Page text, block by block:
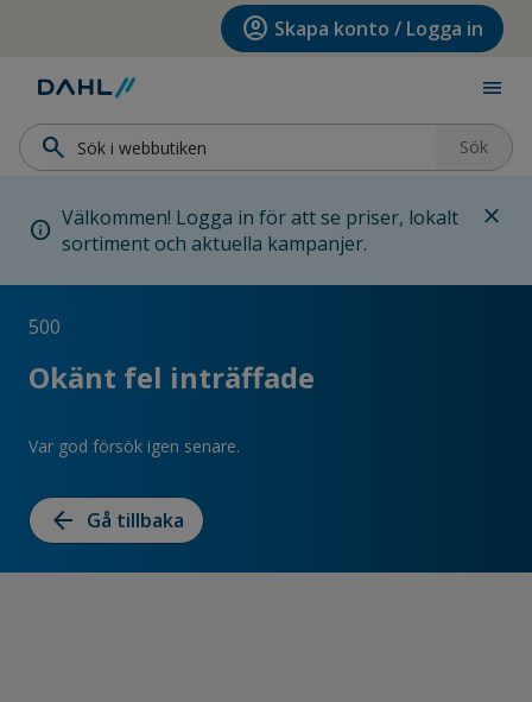
Hoppa till huvudinnehållet account_circle Skapa konto / Logga in
menu
search Sök
info Välkommen! Logga in för att se priser, lokalt
sortiment och aktuella kampanjer.
close
500
Okänt fel inträffade
Var god försök igen senare.
arrow_back Gå tillbaka